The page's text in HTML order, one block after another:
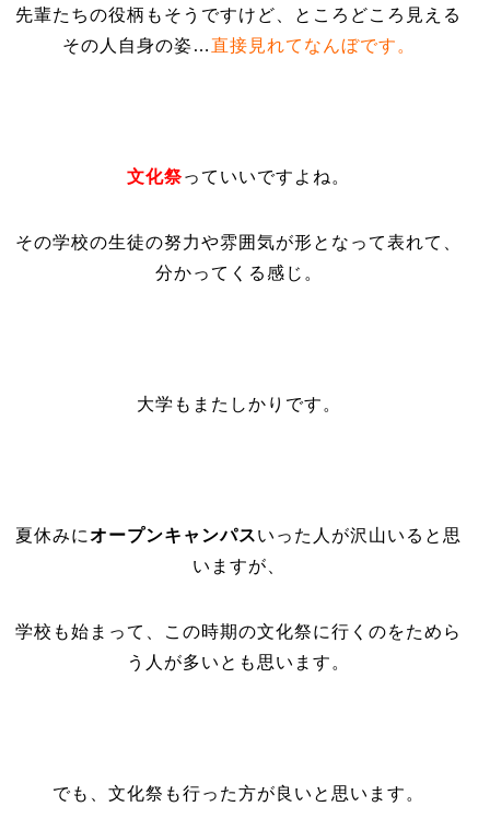
先輩たちの役柄もそうですけど、ところどころ見える
その人自身の姿…直接見れてなんぼです。
文化祭っていいですよね。
その学校の生徒の努力や雰囲気が形となって表れて、
分かってくる感じ。
大学もまたしかりです。
夏休みにオープンキャンパスいった人が沢山いると思
いますが、
学校も始まって、この時期の文化祭に行くのをためら
う人が多いとも思います。
でも、文化祭も行った方が良いと思います。